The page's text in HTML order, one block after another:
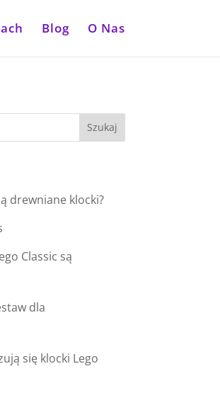
Blog O Nas
drewniane klocki?
Classic są
dla
się klocki Lego